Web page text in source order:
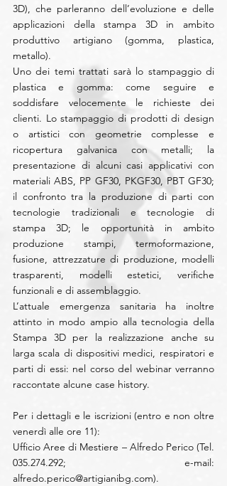
3D), che parleranno dell’evoluzione e delle
applicazioni della stampa 3D in ambito
produttivo artigiano (gomma, plastica,
metallo).
Uno dei temi trattati sarà lo stampaggio di
plastica e gomma: come seguire e
soddisfare velocemente le richieste dei
clienti. Lo stampaggio di prodotti di design
o artistici con geometrie complesse e
ricopertura galvanica con metalli; la
presentazione di alcuni casi applicativi con
materiali ABS, PP GF30, PKGF30, PBT GF30;
il confronto tra la produzione di parti con
tecnologie tradizionali e tecnologie di
stampa 3D; le opportunità in ambito
produzione stampi, termoformazione,
fusione, attrezzature di produzione, modelli
trasparenti, modelli estetici, verifiche
funzionali e di assemblaggio.
L’attuale emergenza sanitaria ha inoltre
attinto in modo ampio alla tecnologia della
Stampa 3D per la realizzazione anche su
larga scala di dispositivi medici, respiratori e
parti di essi: nel corso del webinar verranno
raccontate alcune case history.
Per i dettagli e le iscrizioni (entro e non oltre
venerdì alle ore 11):
Ufficio Aree di Mestiere – Alfredo Perico (Tel.
alfredo.perico@artigianibg.com).